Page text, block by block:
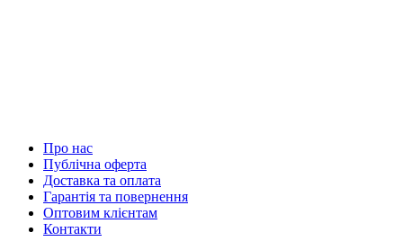
Про нас
Публічна оферта
Доставка та оплата
Гарантія та повернення
Оптовим клієнтам
Контакти